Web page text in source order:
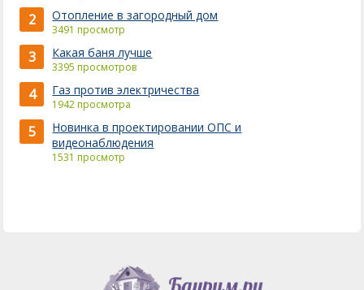
2 Отопление в загородный дом
3491 просмотр
3 Какая баня лучше
3395 просмотров
4 Газ против электричества
1942 просмотра
5
Новинка в проектировании ОПС и
видеонаблюдения
1531 просмотр